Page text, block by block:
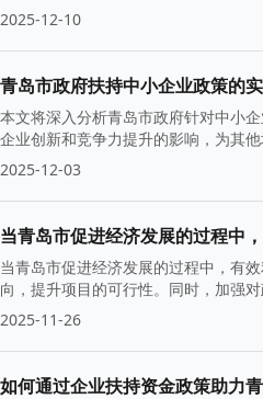
2025-12-10
青岛市政府扶持中小企业政策的
本文将深入分析青岛市政府针对中小
企业创新和竞争力提升的影响，为其他
2025-12-03
当青岛市促进经济发展的过程中
当青岛市促进经济发展的过程中，有
向，提升项目的可行性。同时，加强
济的持续健康发展。
2025-11-26
如何通过企业扶持资金政策助力